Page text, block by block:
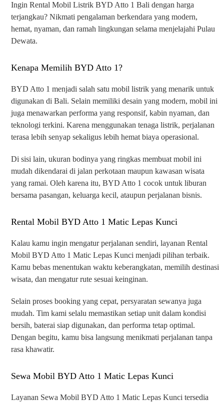
Ingin Rental Mobil Listrik BYD Atto 1 Bali dengan harga
terjangkau? Nikmati pengalaman berkendara yang modern,
hemat, nyaman, dan ramah lingkungan selama menjelajahi Pulau
Dewata.
Kenapa Memilih BYD Atto 1?
BYD Atto 1 menjadi salah satu mobil listrik yang menarik untuk
digunakan di Bali. Selain memiliki desain yang modern, mobil ini
juga menawarkan performa yang responsif, kabin nyaman, dan
teknologi terkini. Karena menggunakan tenaga listrik, perjalanan
terasa lebih senyap sekaligus lebih hemat biaya operasional.
Di sisi lain, ukuran bodinya yang ringkas membuat mobil ini
mudah dikendarai di jalan perkotaan maupun kawasan wisata
yang ramai. Oleh karena itu, BYD Atto 1 cocok untuk liburan
bersama pasangan, keluarga kecil, ataupun perjalanan bisnis.
Rental Mobil BYD Atto 1 Matic Lepas Kunci
Kalau kamu ingin mengatur perjalanan sendiri, layanan Rental
Mobil BYD Atto 1 Matic Lepas Kunci menjadi pilihan terbaik.
Kamu bebas menentukan waktu keberangkatan, memilih destinasi
wisata, dan mengatur rute sesuai keinginan.
Selain proses booking yang cepat, persyaratan sewanya juga
mudah. Tim kami selalu memastikan setiap unit dalam kondisi
bersih, baterai siap digunakan, dan performa tetap optimal.
Dengan begitu, kamu bisa langsung menikmati perjalanan tanpa
rasa khawatir.
Sewa Mobil BYD Atto 1 Matic Lepas Kunci
Layanan Sewa Mobil BYD Atto 1 Matic Lepas Kunci tersedia